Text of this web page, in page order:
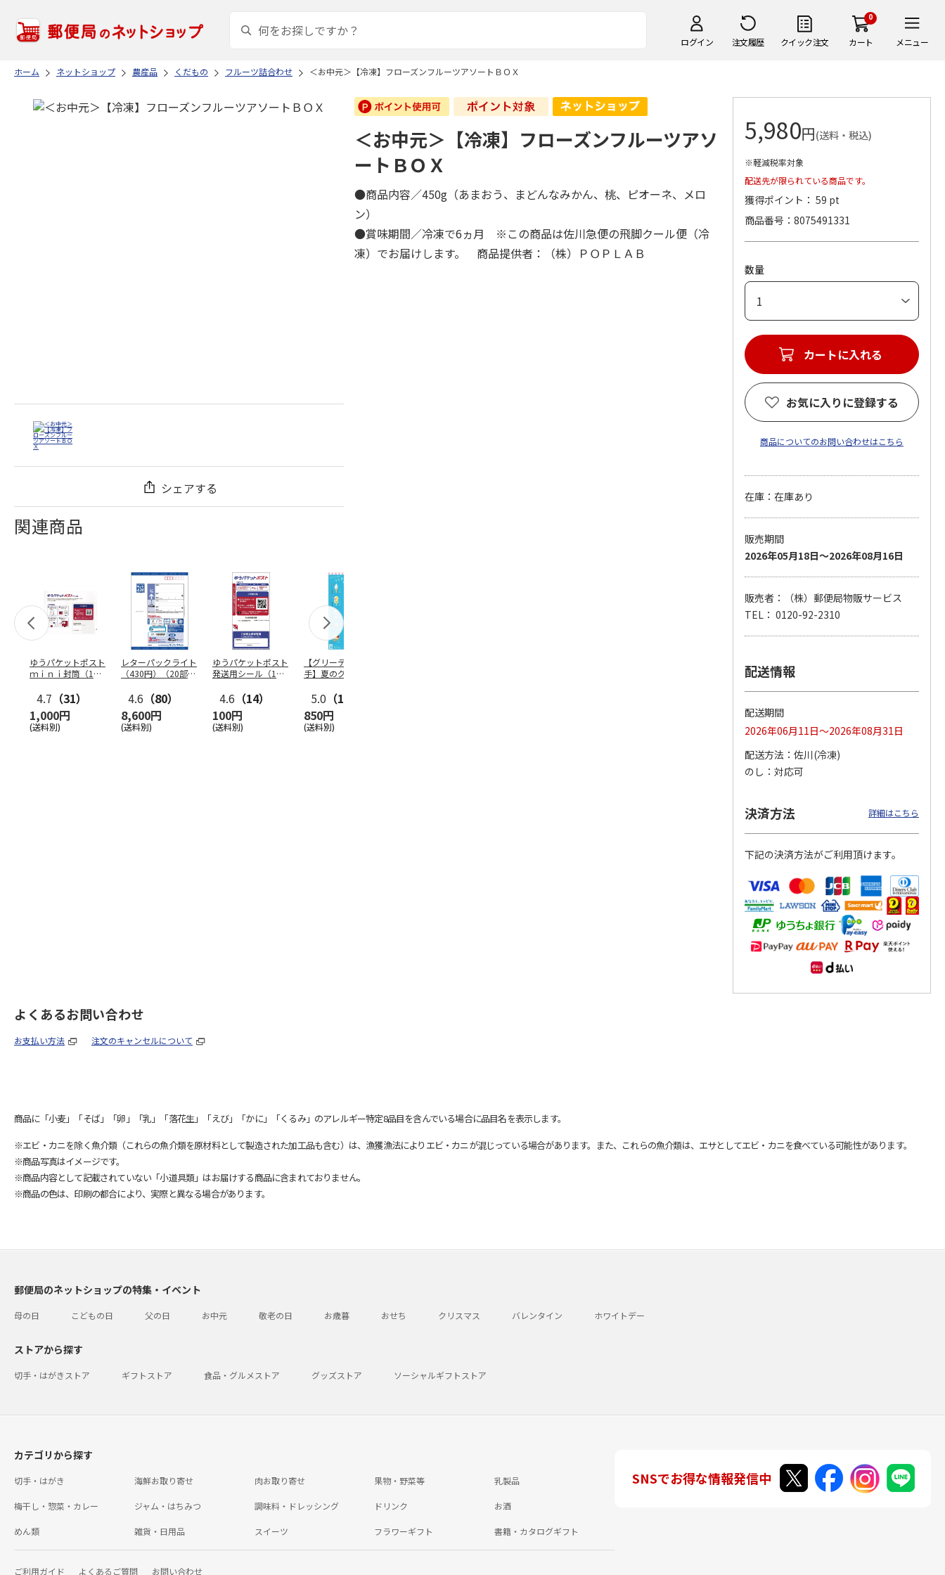
ログイン 注文履歴 クイック注文
0
カート メニュー
ホーム ネットショップ 農産品 くだもの フルーツ詰合わせ ＜お中元＞【冷凍】フローズンフルーツアソートＢＯＸ
シェアする
関連商品
ゆうパケットポスト
ｍｉｎｉ封筒（1個
4.7 （31）
1,000円
(送料別)
レターパックライト
（430円）（20部セ
4.6 （80）
8,600円
(送料別)
ゆうパケットポスト
発送用シール（1個
4.6 （14）
100円
(送料別)
【グリーティング切
手】夏のグリーティ
5.0 （10）
850円
(送料別)
手】グリーティング
円…
5,500円
(送料別) (送料別)
＜お中元＞【冷凍】フローズンフルーツアソ
ートＢＯＸ
●商品内容／450g（あまおう、まどんなみかん、桃、ピオーネ、メロ
ン）
●賞味期間／冷凍で6ヵ月 ※この商品は佐川急便の飛脚クール便（冷
凍）でお届けします。 商品提供者：（株）ＰＯＰＬＡＢ
5,980円(送料・税込)
※軽減税率対象
配送先が限られている商品です。
獲得ポイント： 59 pt
商品番号
8075491331
数量
カートに入れる
お気に入りに登録する
商品についてのお問い合わせはこちら
在庫：在庫あり
販売期間
2026年05月18日～2026年08月16日
販売者：（株）郵便局物販サービス
TEL： 0120-92-2310
配送情報
配送期間
2026年06月11日～2026年08月31日
配送方法
佐川(冷凍)
のし
対応可
決済方法 詳細はこちら
下記の決済方法がご利用頂けます。
よくあるお問い合わせ
お支払い方法 注文のキャンセルについて
商品に「小麦」「そば」「卵」「乳」「落花生」「えび」「かに」「くるみ」のアレルギー特定8品目を含んでいる場合に品目名を表示します。
※エビ・カニを除く魚介類（これらの魚介類を原材料として製造された加工品も含む）は、漁獲漁法によりエビ・カニが混じっている場合があります。また、これらの魚介類は、エサとしてエビ・カニを食べている可能性があります。
※商品写真はイメージです。
※商品内容として記載されていない「小道具類」はお届けする商品に含まれておりません。
※商品の色は、印刷の都合により、実際と異なる場合があります。
郵便局のネットショップの特集・イベント
母の日 こどもの日 父の日 お中元 敬老の日 お歳暮 おせち クリスマス バレンタイン ホワイトデー
ストアから探す
切手・はがきストア ギフトストア 食品・グルメストア グッズストア ソーシャルギフトストア
カテゴリから探す
切手・はがき 海鮮お取り寄せ 肉お取り寄せ 果物・野菜等 乳製品
梅干し・惣菜・カレー ジャム・はちみつ 調味料・ドレッシング ドリンク お酒
めん類 雑貨・日用品 スイーツ フラワーギフト 書籍・カタログギフト
ご利用ガイド よくあるご質問 お問い合わせ
SNSでお得な情報発信中